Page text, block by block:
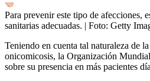
Para prevenir este tipo de afecciones,
sanitarias adecuadas. | Foto: Getty
Teniendo en cuenta tal naturaleza de
onicomicosis, la Organización
sobre su presencia en más pacientes